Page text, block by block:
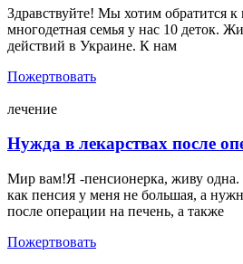
Здравствуйте! Мы хотим обратится
многодетная семья у нас 10 деток.
действий в Украине. К нам
Пожертвовать
лечение
Нужда в лекарствах после
Мир вам!Я -пенсионерка, живу
как пенсия у меня не большая, а
после операции на печень, а также
Пожертвовать